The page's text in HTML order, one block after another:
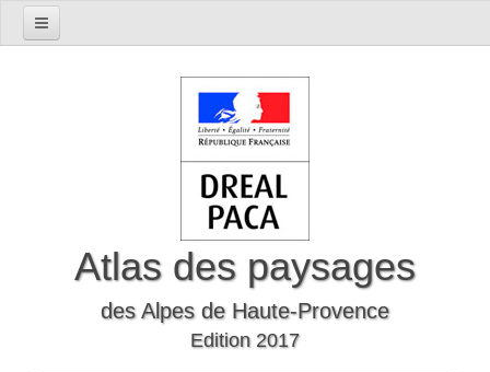
Atlas des paysages
des Alpes de Haute-Provence
Edition 2017
Présentation du département
Le département à travers l'histoire
Les mutations
Les formes d’habitat
Evocations et perceptions sociales